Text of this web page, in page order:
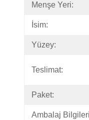
Menşe Yeri:
İsim:
Yüzey:
Teslimat:
Paket:
Ambalaj